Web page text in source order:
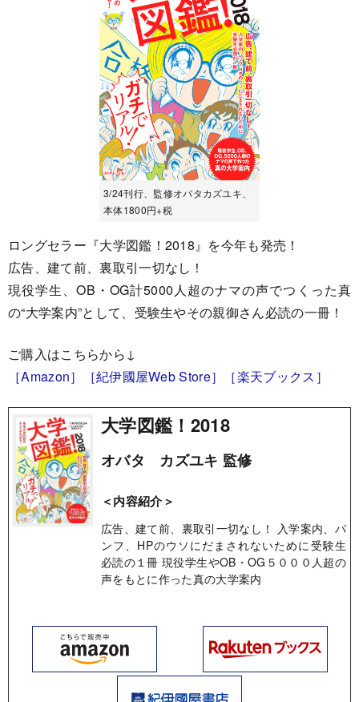
3/24刊行、監修オバタカズユキ、
本体1800円+税
ロングセラー『大学図鑑！2018』を今年も発売！
広告、建て前、裏取引一切なし！
現役学生、OB・OG計5000人超のナマの声でつくった真
の“大学案内”として、受験生やその親御さん必読の一冊！
ご購入はこちらから↓
［Amazon］
［紀伊國屋Web Store］ ［楽天ブックス］
大学図鑑！2018
オバタ カズユキ 監修
＜内容紹介＞
広告、建て前、裏取引一切なし！ 入学案内、パ
ンフ、HPのウソにだまされないために受験生
必読の１冊 現役学生やOB・OG５０００人超の
声をもとに作った真の大学案内